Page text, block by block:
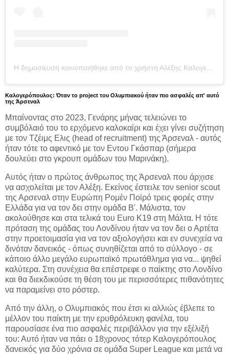
Η δημοσίευση κοινοποιήθηκε από το χρήστη Αλέξης Καλογερόπουλος (@kalogeroo)
Καλογερόπουλος: Όταν το project του Ολυμπιακού ήταν πιο ασφαλές απ' αυτό
της Άρσεναλ
Μπαίνοντας στο 2023, Γενάρης μήνας τελειώνει το
συμβόλαιό του το ερχόμενο καλοκαίρι και έχει γίνει συζήτηση
με τον Τζέιμς Ελις (head of recruitment) της Άρσεναλ - αυτός
ήταν τότε το αφεντικό με τον Εντου Γκάσπαρ (σήμερα
δουλεύει στο γκρουπ ομάδων του Μαρινάκη).
Αυτός ήταν ο πρώτος άνθρωπος της Άρσεναλ που άρχισε
να ασχολείται με τον Αλέξη. Εκείνος έστειλε τον senior scout
της Αρσεναλ στην Ευρώπη Ρομέν Ποϊρό τρεις φορές στην
Ελλάδα για να τον δει στην ομάδα Β'. Μάλιστα, τον
ακολούθησε και στα τελικά του Euro Κ19 στη Μάλτα. Η τότε
πρόταση της ομάδας του Λονδίνου ήταν να τον δει ο Αρτέτα
στην προετοιμασία για να τον αξιολογήσει και εν συνεχεία να
δινόταν δανεικός - όπως συνηθίζεται από το σύλλογο - σε
κάποιο άλλο μεγάλο ευρωπαϊκό πρωτάθλημα για να... ψηθεί
καλύτερα. Στη συνέχεια θα επέστρεφε ο παίκτης στο Λονδίνο
και θα διεκδικούσε τη θέση του με περισσότερες πιθανότητες
να παραμείνει στο ρόστερ.
Από την άλλη, ο Ολυμπιακός που έτσι κι αλλιώς έβλεπε το
μέλλον του παίκτη με την ερυθρόλευκη φανέλα, του
παρουσίασε ένα πιο ασφαλές περιβάλλον για την εξέλιξή
του: Αυτό ήταν να πάει ο 18χρονος τότερ Καλογερόπουλος
δανεικός για δύο χρόνια σε ομάδα Super League και μετά να